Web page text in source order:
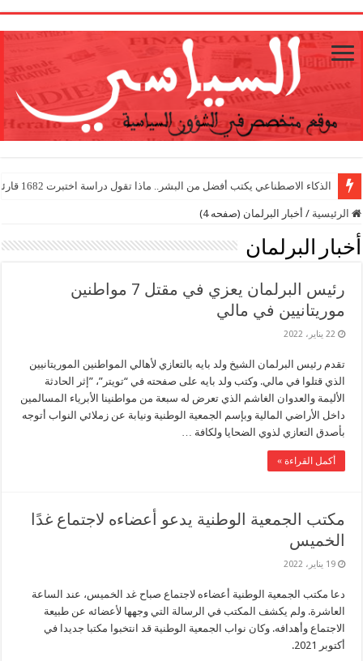
الذكاء الاصطناعي يكتب أفضل من البشر.. ماذا تقول دراسة اختبرت 1682 قارئا؟
الرئيسية / أخبار البرلمان (صفحه 4)
أخبار البرلمان
رئيس البرلمان يعزي في مقتل 7 مواطنين
موريتانيين في مالي
22 يناير، 2022
تقدم رئيس البرلمان الشيخ ولد بايه بالتعازي لأهالي المواطنين الموريتانيين
الذي قتلوا في مالي. وكتب ولد بايه على صفحته في “تويتر”، ”إثر الحادثة
الأليمة والعدوان الغاشم الذي تعرض له سبعة من مواطنينا الأبرياء المسالمين
داخل الأراضي المالية وبإسم الجمعية الوطنية ونيابة عن زملائي النواب أتوجه
بأصدق التعازي لذوي الضحايا ولكافة …
أكمل القراءة »
مكتب الجمعية الوطنية يدعو أعضاءه لاجتماع غدًا
الخميس
19 يناير، 2022
دعا مكتب الجمعية الوطنية أعضاءه لاجتماع صباح غد الخميس، عند الساعة
العاشرة. ولم يكشف المكتب في الرسالة التي وجهها لأعضائه عن طبيعة
الاجتماع وأهدافه. وكان نواب الجمعية الوطنية قد انتخبوا مكتبا جديدا في
أكتوبر 2021.